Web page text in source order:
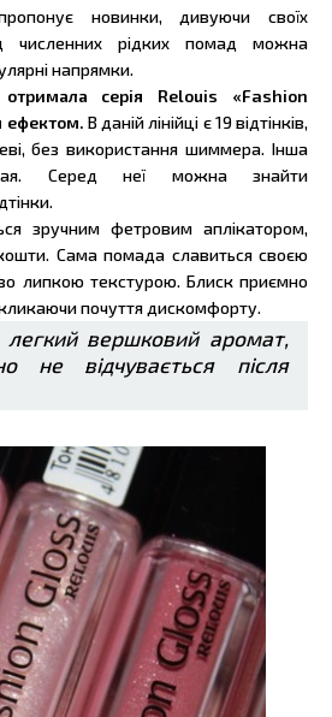
новинки, дивуючи своїх
численних рідких помад можна
напрямки.
серія Relouis «Fashion
ефектом. В даній лінійці є 19 відтінків,
без використання шиммера. Інша
Серед неї можна знайти
зручним фетровим аплікатором,
Сама помада славиться своєю
липкою текстурою. Блиск приємно
почуття дискомфорту.
легкий вершковий аромат,
не відчувається після